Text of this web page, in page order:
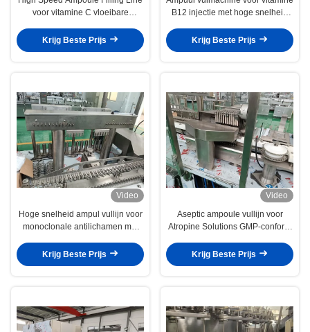
voor vitamine C vloeibare
GMP-naleving
Krijg Beste Prijs
B12 injectie met hoge snelheid
Krijg Beste Prijs
Video
Hoge snelheid ampul vullijn voor
monoclonale antilichamen met
naleving, hoog geavanceerde
intelligente HMI en PLC
Krijg Beste Prijs
Video
Aseptic ampoule vullijn voor
Atropine Solutions GMP-conform
intelligent elektronisch
besturingssysteem
Krijg Beste Prijs